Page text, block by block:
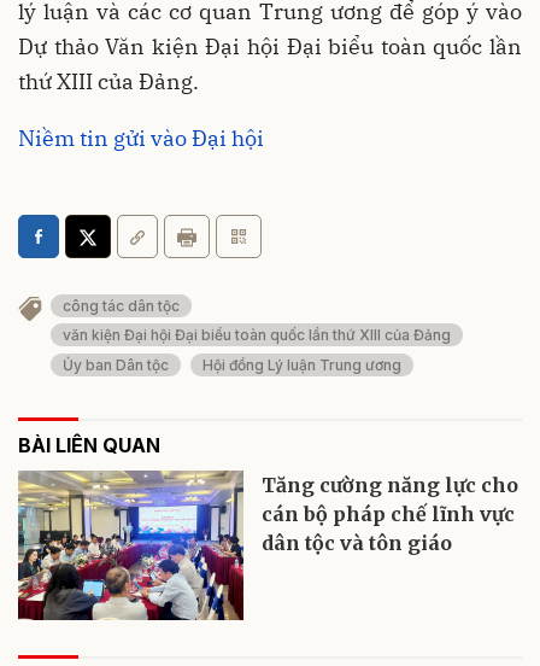
lý luận và các cơ quan Trung ương để góp ý vào
Dự thảo Văn kiện Đại hội Đại biểu toàn quốc lần
thứ XIII của Đảng.
Niềm tin gửi vào Đại hội
công tác dân tộc
văn kiện Đại hội Đại biểu toàn quốc lần thứ XIII của Đảng
Ủy ban Dân tộc
Hội đồng Lý luận Trung ương
BÀI LIÊN QUAN
Tăng cường năng lực cho
cán bộ pháp chế lĩnh vực
dân tộc và tôn giáo